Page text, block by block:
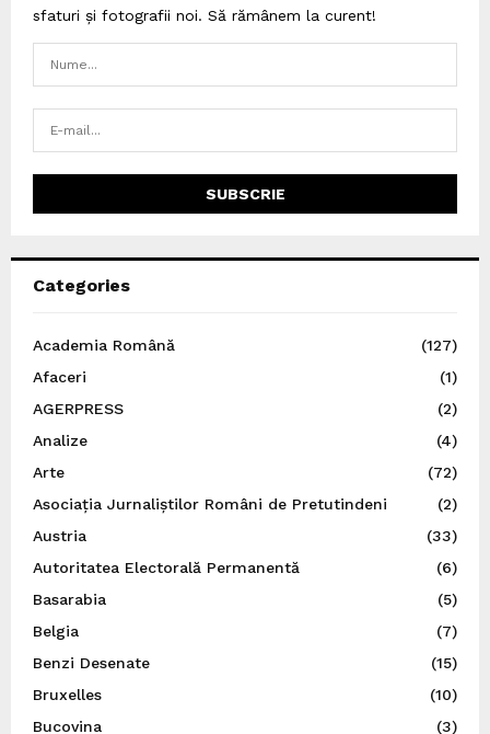
sfaturi și fotografii noi. Să rămânem la curent!
Categories
Academia Română
(127)
Afaceri
(1)
AGERPRESS
(2)
Analize
(4)
Arte
(72)
Asociația Jurnaliștilor Români de Pretutindeni
(2)
Austria
(33)
Autoritatea Electorală Permanentă
(6)
Basarabia
(5)
Belgia
(7)
Benzi Desenate
(15)
Bruxelles
(10)
Bucovina
(3)